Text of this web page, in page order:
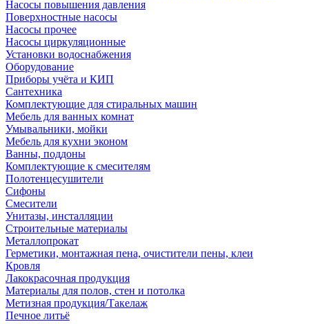
Насосы повышения давления
Поверхностные насосы
Насосы прочее
Насосы циркуляционные
Установки водоснабжения
Оборудование
Приборы учёта и КИП
Сантехника
Комплектующие для стиральных машин
Мебель для ванных комнат
Умывальники, мойки
Мебель для кухни эконом
Ванны, поддоны
Комплектующие к смесителям
Полотенцесушители
Сифоны
Смесители
Унитазы, инсталляции
Строительные материалы
Металлопрокат
Герметики, монтажная пена, очистители пены, клеи
Кровля
Лакокрасочная продукция
Материалы для полов, стен и потолка
Метизная продукция/Такелаж
Печное литьё